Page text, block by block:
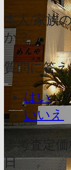
本人/家族
か？
質問に答
はい
いいえ
参考査定
日